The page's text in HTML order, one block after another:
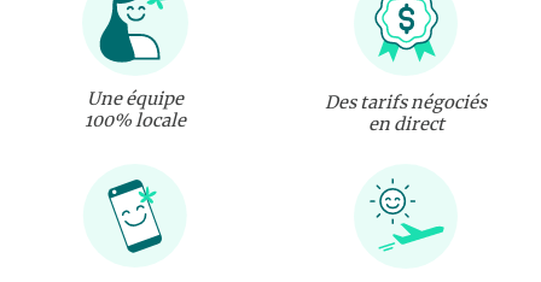
Une équipe
100% locale
Des tarifs négociés
en direct